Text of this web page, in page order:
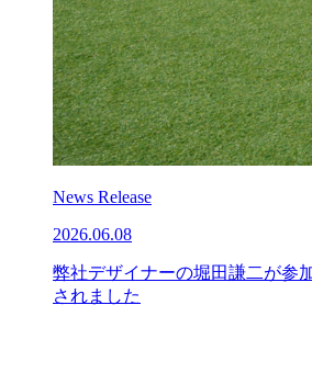
News Release
2026.06.08
弊社デザイナーの堀田謙二が参
されました